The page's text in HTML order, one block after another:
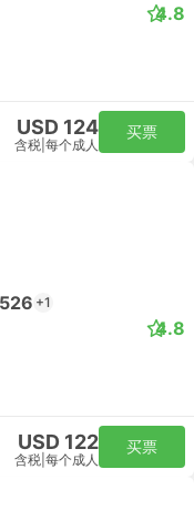
4.8
USD 124
含税 每个成人
买票
+1
4.8
USD 122
含税 每个成人
买票